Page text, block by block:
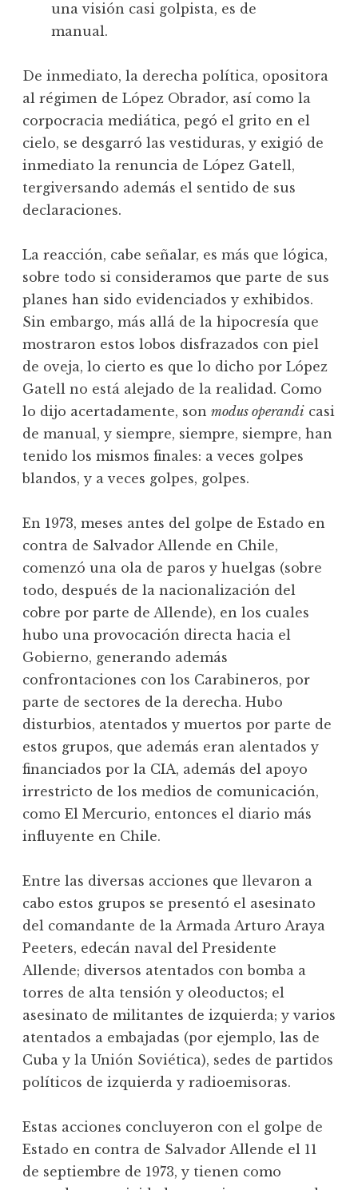
una visión casi golpista, es de
manual.
De inmediato, la derecha política, opositora
al régimen de López Obrador, así como la
corpocracia mediática, pegó el grito en el
cielo, se desgarró las vestiduras, y exigió de
inmediato la renuncia de López Gatell,
tergiversando además el sentido de sus
declaraciones.
La reacción, cabe señalar, es más que lógica,
sobre todo si consideramos que parte de sus
planes han sido evidenciados y exhibidos.
Sin embargo, más allá de la hipocresía que
mostraron estos lobos disfrazados con piel
de oveja, lo cierto es que lo dicho por López
Gatell no está alejado de la realidad. Como
lo dijo acertadamente, son modus operandi casi
de manual, y siempre, siempre, siempre, han
tenido los mismos finales: a veces golpes
blandos, y a veces golpes, golpes.
En 1973, meses antes del golpe de Estado en
contra de Salvador Allende en Chile,
comenzó una ola de paros y huelgas (sobre
todo, después de la nacionalización del
cobre por parte de Allende), en los cuales
hubo una provocación directa hacia el
Gobierno, generando además
confrontaciones con los Carabineros, por
parte de sectores de la derecha. Hubo
disturbios, atentados y muertos por parte de
estos grupos, que además eran alentados y
financiados por la CIA, además del apoyo
irrestricto de los medios de comunicación,
como El Mercurio, entonces el diario más
influyente en Chile.
Entre las diversas acciones que llevaron a
cabo estos grupos se presentó el asesinato
del comandante de la Armada Arturo Araya
Peeters, edecán naval del Presidente
Allende; diversos atentados con bomba a
torres de alta tensión y oleoductos; el
asesinato de militantes de izquierda; y varios
atentados a embajadas (por ejemplo, las de
Cuba y la Unión Soviética), sedes de partidos
políticos de izquierda y radioemisoras.
Estas acciones concluyeron con el golpe de
Estado en contra de Salvador Allende el 11
de septiembre de 1973, y tienen como